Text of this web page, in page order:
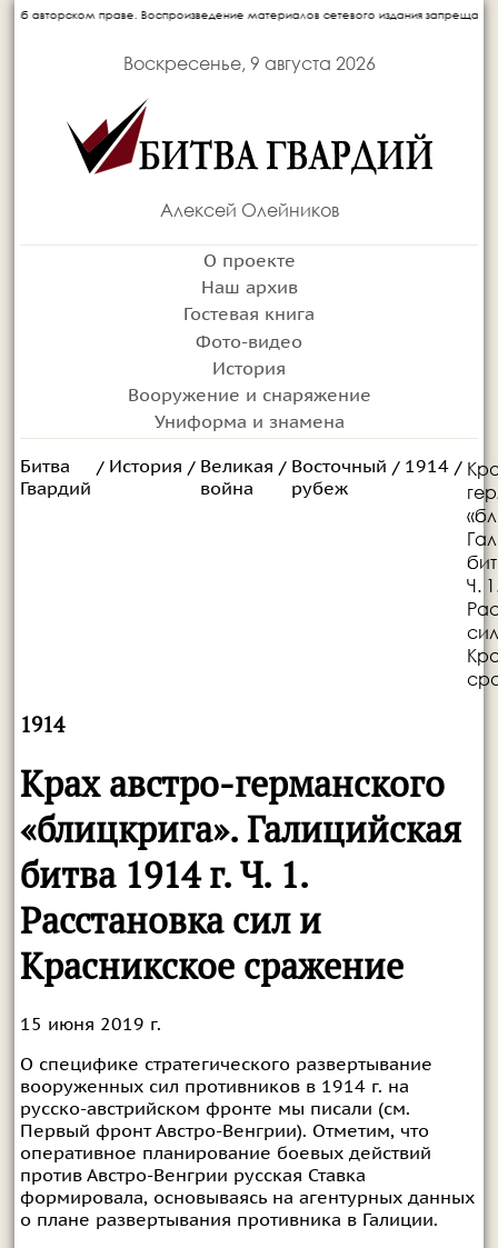
материалов сетевого издания запрещается без письменного
Воскресенье, 9 августа 2026
Алексей Олейников
О проекте
Наш архив
Гостевая книга
Фото-видео
История
Вооружение и снаряжение
Униформа и знамена
Битва
Гвардий
/ История / Великая
война
/ Восточный
рубеж
/ 1914 /
Ч.
1914
Крах австро-германского
«блицкрига». Галицийская
битва 1914 г. Ч. 1.
Расстановка сил и
Красникское сражение
15 июня 2019 г.
О специфике стратегического развертывание
вооруженных сил противников в 1914 г. на
русско-австрийском фронте мы писали (см.
Первый фронт Австро-Венгрии). Отметим, что
оперативное планирование боевых действий
против Австро-Венгрии русская Ставка
формировала, основываясь на агентурных данных
о плане развертывания противника в Галиции.